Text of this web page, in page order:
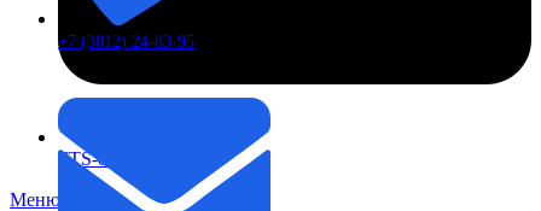
FTS-omsk@mail.ru
Меню
+7 (3812) 24-83-95